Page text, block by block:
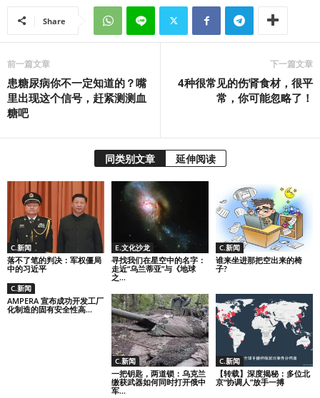
Share
前一篇文章
患糖尿病你不一定知道的？嘴
里出现这个信号，赶紧测测血
糖吧
下一篇文章
4种很常见的伤肾食材，很平
常，你可能忽略了！
同类别文章 延伸阅读
C.新闻
落不了笔的判决：军权僵局
中的习近平
E.文化沙龙
寻找我们在星空中的名字：
走近“乌兰蒂亚”与《地球
之...
C.新闻
谁来坐进那把空出来的椅
子?
C.新闻
AMPERA 宣布成功开发工厂
化制造的固有安全性高...
C.新闻
一把钥匙，两道锁：乌克兰
缴获武器如何同时打开俄中
军...
C.新闻
【转载】深度揭秘：多位北
京“协调人”放手一搏